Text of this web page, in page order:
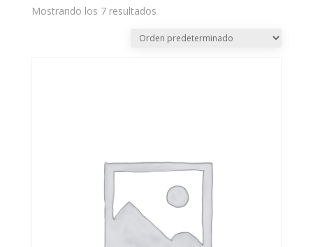
Mostrando los 7 resultados